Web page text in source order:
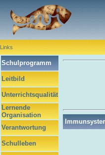
Links
Schulprogramm
Leitbild
Unterrichtsqualität
Lernende
Organisation
Verantwortung
Schulleben